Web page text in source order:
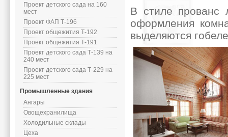
Проект детского сада на 160
мест
Проект ФАП Т-196
Проект общежития Т-192
Проект общежития Т-191
Проект детского сада Т-139 на
240 мест
Проект детского сада Т-229 на
225 мест
Промышленные здания
Ангары
Овощехранилища
Холодильные склады
Цеха
В стиле прованс
оформления
выделяются